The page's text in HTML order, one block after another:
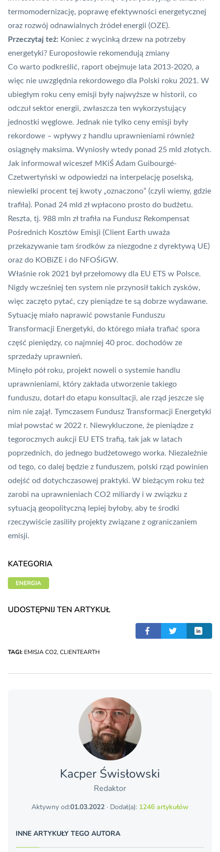
termomodernizację, poprawę efektywności energetycznej
oraz rozwój odnawialnych źródeł energii (OZE).
Przeczytaj też: Koniec z wycinką drzew na potrzeby
energetyki? Europosłowie rekomendują zmiany
Co warto podkreślić, raport obejmuje lata 2013-2020, a
więc nie uwzględnia rekordowego dla Polski roku 2021. W
ubiegłym roku ceny emisji były najwyższe w historii, co
odczuł sektor energii, zwłaszcza ten wykorzystujący
jednostki węglowe. Jednak nie tylko ceny emisji były
rekordowe – wpływy z handlu uprawnieniami również
osiągnęły maksima. Wyniosły wtedy ponad 25 mld złotych.
Jak informował wiceszef MKiŚ Adam Guibourgé-
Czetwertyński w odpowiedzi na interpelację poselską,
niewielki procent tej kwoty „oznaczono” (czyli wiemy, gdzie
trafiła). Ponad 24 mld zł wpłacono prosto do budżetu.
Reszta, tj. 988 mln zł trafiła na Fundusz Rekompensat
Pośrednich Kosztów Emisji (Client Earth uważa
przekazywanie tam środków za niezgodne z dyrektywą UE)
oraz do KOBiZE i do NFOŚiGW.
Właśnie rok 2021 był przełomowy dla EU ETS w Polsce.
Nigdy wcześniej ten system nie przynosił takich zysków,
więc zaczęto pytać, czy pieniądze te są dobrze wydawane.
Sytuację miało naprawić powstanie Funduszu
Transformacji Energetyki, do którego miała trafiać spora
część pieniędzy, co najmniej 40 proc. dochodów ze
sprzedaży uprawnień.
Minęło pół roku, projekt noweli o systemie handlu
uprawnieniami, który zakłada utworzenie takiego
funduszu, dotarł do etapu konsultacji, ale rząd jeszcze się
nim nie zajął. Tymczasem Fundusz Transformacji Energetyki
miał powstać w 2022 r. Niewykluczone, że pieniądze z
tegorocznych aukcji EU ETS trafią, tak jak w latach
poprzednich, do jednego budżetowego worka. Niezależnie
od tego, co dalej będzie z funduszem, polski rząd powinien
odejść od dotychczasowej praktyki. W bieżącym roku też
zarobi na uprawnieniach CO2 miliardy i w związku z
sytuacją geopolityczną lepiej byłoby, aby te środki
rzeczywiście zasiliły projekty związane z ograniczaniem
emisji.
KATEGORIA
ENERGIA
UDOSTĘPNIJ TEN ARTYKUŁ
TAGI: EMISJA CO2, CLIENTEARTH
Kacper Świsło­wski
Redaktor
Aktywny od:01.03.2022 · Dodał(a): 1246 artykułów
INNE ARTYKUŁY TEGO AUTORA